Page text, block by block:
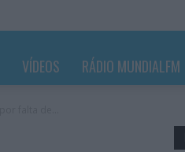
VÍDEOS RÁDIO MUNDIALFM